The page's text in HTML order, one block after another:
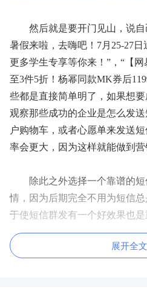
然后就是要开门见山，说自
暑假来啦，去嗨吧！7月25-27日
更多学生专享等你来！”，“【
至3件5折！杨幂同款MK券后
些都是直接简单明了，如果想
观察那些成功的企业是怎么发
户购物车，或者心愿单来发送
率会更大，因为这样就能做到营
除此之外选择一个靠谱的
情，因为后期完全不用为短信
于使短信群发有一个好效果也是
展开全文